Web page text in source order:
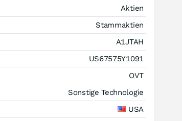
Aktien
Stammaktien
A1JTAH
US67575Y1091
OVT
Sonstige Technologie
USA